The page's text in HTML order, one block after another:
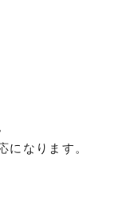
になります。